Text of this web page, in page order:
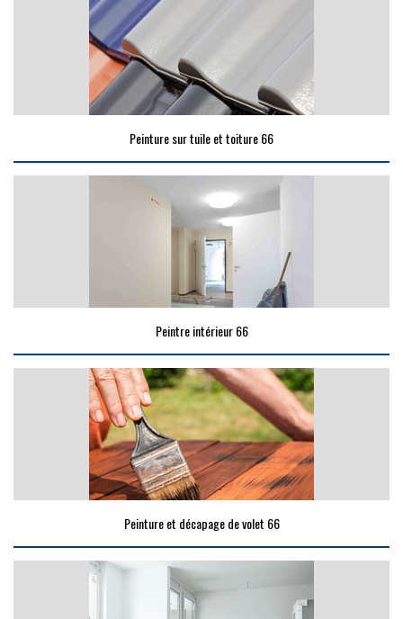
Peinture sur tuile et toiture 66
Peintre intérieur 66
Peinture et décapage de volet 66